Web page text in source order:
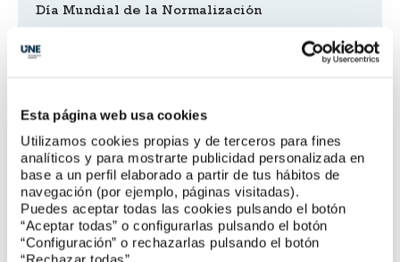
Esta página web usa cookies
Utilizamos cookies propias y de terceros para fines
analíticos y para mostrarte publicidad personalizada en
base a un perfil elaborado a partir de tus hábitos de
navegación (por ejemplo, páginas visitadas).
Puedes aceptar todas las cookies pulsando el botón
“Aceptar todas” o configurarlas pulsando el botón
“Configuración” o rechazarlas pulsando el botón
Día Mundial de la Normalización
Reuniones de comités
CTN 309/GT 6 Calidad en el acogimiento
residencial